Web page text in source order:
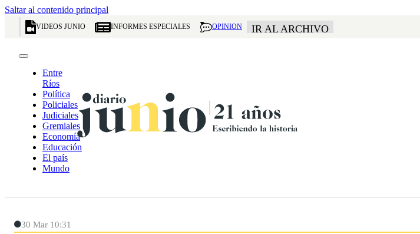
Saltar al contenido principal
VIDEOS JUNIO INFORMES ESPECIALES OPINION IR AL ARCHIVO
Entre
Ríos
Política
Policiales
Judiciales
Gremiales
Economía
Educación
El país
Mundo
30 Mar 10:31